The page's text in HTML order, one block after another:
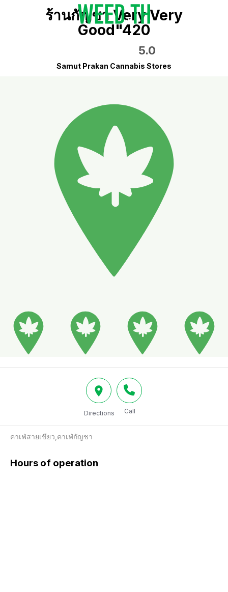
ร้านกัญชา Very Very
Good"420
5.0
Samut Prakan Cannabis Stores
Directions Call
คาเฟ่สายเขียว,คาเฟ่กัญชา
Hours of operation